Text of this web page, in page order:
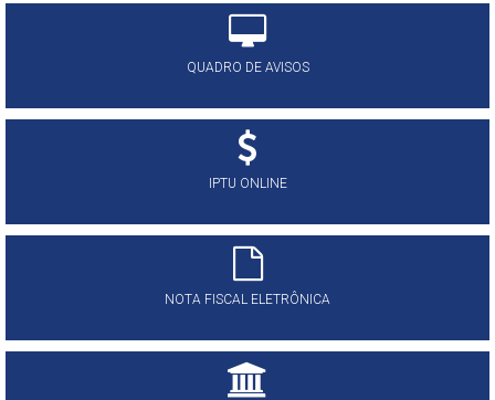
QUADRO DE AVISOS
IPTU ONLINE
NOTA FISCAL ELETRÔNICA